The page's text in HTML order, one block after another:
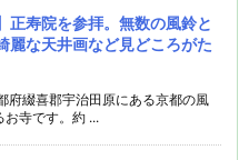
正寿院を参拝。無数の風鈴と
麗な天井画など見どころがた
府綴喜郡宇治田原にある京都の風
お寺です。約 ...